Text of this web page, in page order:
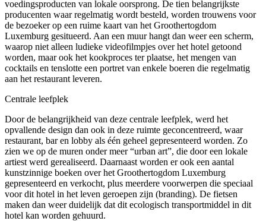
voedingsproducten van lokale oorsprong. De tien belangrijkste
producenten waar regelmatig wordt besteld, worden trouwens voor
de bezoeker op een ruime kaart van het Groothertogdom
Luxemburg gesitueerd. Aan een muur hangt dan weer een scherm,
waarop niet alleen ludieke videofilmpjes over het hotel getoond
worden, maar ook het kookproces ter plaatse, het mengen van
cocktails en tenslotte een portret van enkele boeren die regelmatig
aan het restaurant leveren.
Centrale leefplek
Door de belangrijkheid van deze centrale leefplek, werd het
opvallende design dan ook in deze ruimte geconcentreerd, waar
restaurant, bar en lobby als één geheel gepresenteerd worden. Zo
zien we op de muren onder meer “urban art”, die door een lokale
artiest werd gerealiseerd. Daarnaast worden er ook een aantal
kunstzinnige boeken over het Groothertogdom Luxemburg
gepresenteerd en verkocht, plus meerdere voorwerpen die speciaal
voor dit hotel in het leven geroepen zijn (branding). De fietsen
maken dan weer duidelijk dat dit ecologisch transportmiddel in dit
hotel kan worden gehuurd.